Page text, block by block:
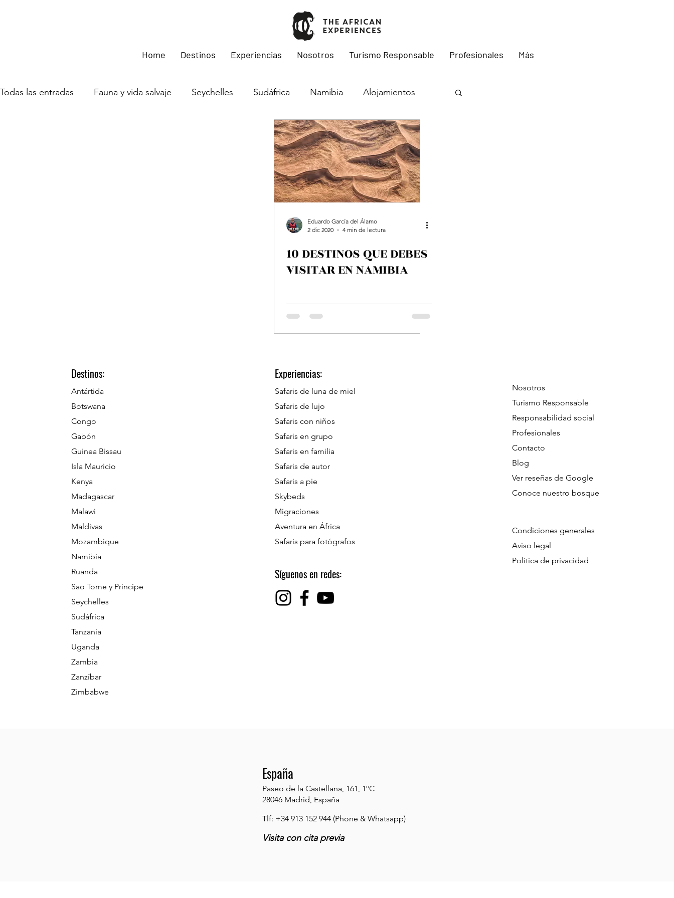
Home Destinos Experiencias Nosotros Turismo Responsable Profesionales Más
Todas las entradas Fauna y vida salvaje Seychelles Sudáfrica Namibia Alojamientos
Migraciones Botswana Kenya Tanzania
Eduardo García del Álamo
2 dic 2020
4 min de lectura
10 DESTINOS QUE DEBES
VISITAR EN NAMIBIA
Destinos:
Antártida
Botswana
Congo
Gabón
Guinea Bissau
Isla Mauricio
Kenya
Madagascar
Malawi
Maldivas
Mozambique
Namibia
Ruanda
Sao Tome y Príncipe
Seychelles
Sudáfrica
Tanzania
Uganda
Zambia
Zanzíbar
Zimbabwe
Experiencias:
Safaris de luna de miel
Safaris de lujo
Safaris con niños
Safaris en grupo
Safaris en familia
Safaris de autor
Safaris a pie
Skybeds
Migraciones
Aventura en África
Safaris para fotógrafos
Síguenos en redes:
Nosotros
Turismo Responsable
Responsabilidad social
Profesionales
Contacto
Blog
Ver reseñas de Google
Conoce nuestro bosque
Condiciones generales
Aviso legal
Política de privacidad
España
Paseo de la Castellana, 161, 1ºC
28046 Madrid, España
Tlf: +34 913 152 944 (Phone & Whatsapp)
Visita con cita previa